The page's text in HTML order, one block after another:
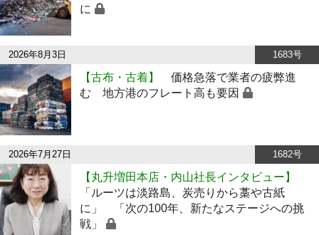
に
2026年8月3日 1683号
【古布・古着】
価格急落で業者の疲弊進
む 地方港のフレート高も要因
2026年7月27日 1682号
【丸升増田本店・内山社長インタビュー】
「ルーツは淡路島、炭売りから藁や古紙
に」 「次の100年、新たなステージへの挑
戦」